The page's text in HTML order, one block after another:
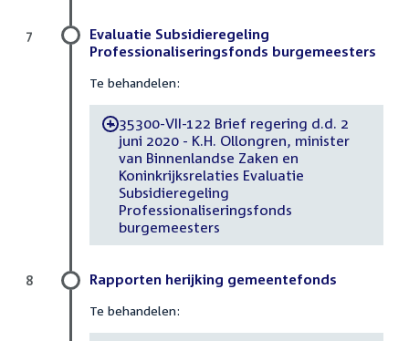
Evaluatie Subsidieregeling
Professionaliseringsfonds burgemeesters
Te behandelen:
-35300-VII-122 Brief regering d.d. 2
juni 2020 - K.H. Ollongren, minister
van Binnenlandse Zaken en
Koninkrijksrelaties Evaluatie
Subsidieregeling
Professionaliseringsfonds
burgemeesters
7
Rapporten herijking gemeentefonds
Te behandelen:
8